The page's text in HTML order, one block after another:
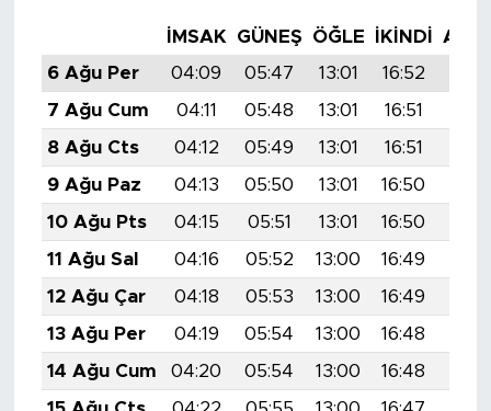
İMSAK GÜNEŞ ÖĞLE İKINDI
6 Ağu Per
04:09 05:47 13:01 16:52
7 Ağu Cum
04:11 05:48 13:01 16:51
8 Ağu Cts
04:12 05:49 13:01 16:51
9 Ağu Paz
04:13 05:50 13:01 16:50
10 Ağu Pts
04:15 05:51 13:01 16:50
11 Ağu Sal
04:16 05:52 13:00 16:49
12 Ağu Çar
04:18 05:53 13:00 16:49
13 Ağu Per
04:19 05:54 13:00 16:48
14 Ağu Cum
04:20 05:54 13:00 16:48